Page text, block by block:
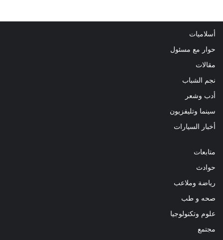
أسلاميات
حوار مع مسئول
مقالات
نجم الشباب
أدب وشعر
سينما وتليفزيون
أخبار السيارات
متابعات
حوادث
رياضة وملاعب
صحه و طب
علوم وتكنولوجيا
مجتمع